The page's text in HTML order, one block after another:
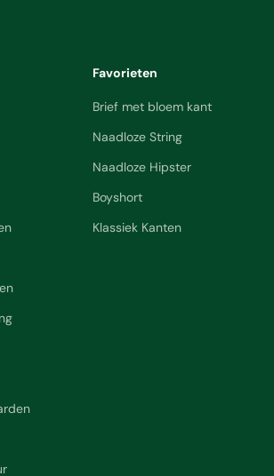
Favorieten
Brief met bloem kant
Naadloze String
Naadloze Hipster
Boyshort
Klassiek Kanten